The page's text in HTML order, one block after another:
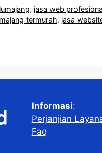
, jasa web
termurah, jasa
Informasi:
Perjanjian
Faq